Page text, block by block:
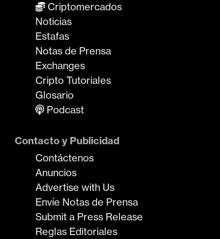
Criptomercados
Noticias
Estafas
Notas de Prensa
Exchanges
Cripto Tutoriales
Glosario
Podcast
Contacto y Publicidad
Contáctenos
Anuncios
Advertise with Us
Envíe Notas de Prensa
Submit a Press Release
Reglas Editoriales